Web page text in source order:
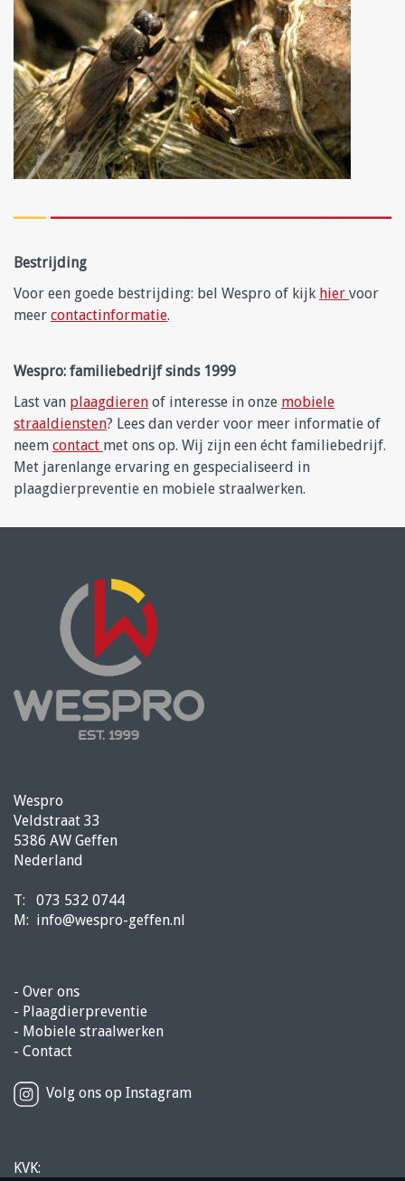
Bestrijding
Voor een goede bestrijding: bel Wespro of kijk hier voor
meer contactinformatie.
Wespro: familiebedrijf sinds 1999
Last van plaagdieren of interesse in onze mobiele
straaldiensten? Lees dan verder voor meer informatie of
neem contact met ons op. Wij zijn een écht familiebedrijf.
Met jarenlange ervaring en gespecialiseerd in
plaagdierpreventie en mobiele straalwerken.
Wespro
Veldstraat 33
5386 AW Geffen
Nederland
T: 073 532 0744
M: info@wespro-geffen.nl
- Over ons
- Plaagdierpreventie
- Mobiele straalwerken
- Contact
Volg ons op Instagram
KVK: